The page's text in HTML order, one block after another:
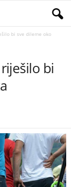
bi sve dileme oko
bi